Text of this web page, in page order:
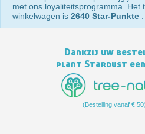
Schrijf je in voor de
met ons loyaliteitsprogramma. Het
winkelwagen is 2640 Star-Punkte
Dankzij uw
plant Stardust
(Bestelling vanaf € 50)